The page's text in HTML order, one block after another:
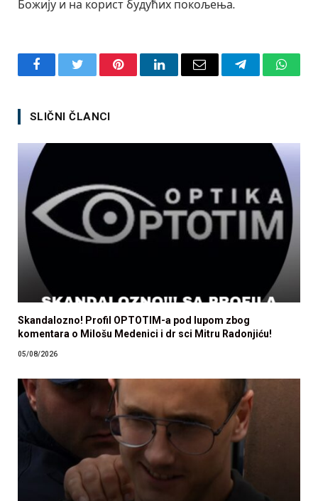
Божију и на корист будућих покољења.
FacebookTwitter PinterestLinkedInEmail Telegram
SLIČNI ČLANCI
Skandalozno! Profil OPTOTIM-a pod lupom zbog
komentara o Milošu Medenici i dr sci Mitru Radonjiću!
05/08/2026